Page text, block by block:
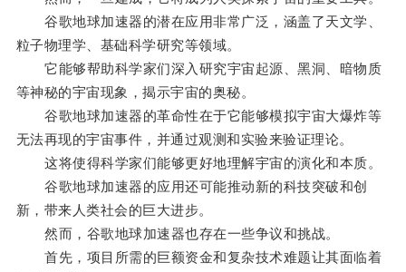
谷歌地球加速器的潜在应用非常广泛，涵盖了天文学、
粒子物理学、基础科学研究等领域。
它能够帮助科学家们深入研究宇宙起源、黑洞、暗物质
等神秘的宇宙现象，揭示宇宙的奥秘。
谷歌地球加速器的革命性在于它能够模拟宇宙大爆炸等
无法再现的宇宙事件，并通过观测和实验来验证理论。
这将使得科学家们能够更好地理解宇宙的演化和本质。
谷歌地球加速器的应用还可能推动新的科技突破和创
新，带来人类社会的巨大进步。
然而，谷歌地球加速器也存在一些争议和挑战。
首先，项目所需的巨额资金和复杂技术难题让其面临着